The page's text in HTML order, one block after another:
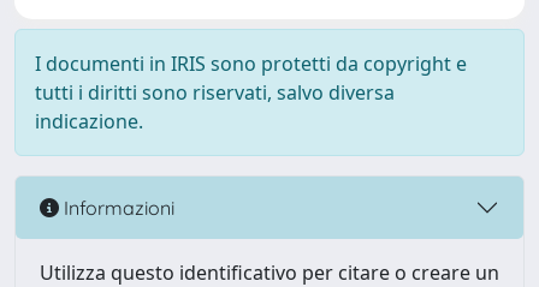
I documenti in IRIS sono protetti da copyright e
tutti i diritti sono riservati, salvo diversa
indicazione.
Informazioni
Utilizza questo identificativo per citare o creare un